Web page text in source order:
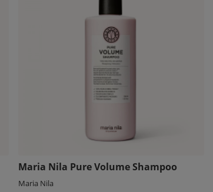
Maria Nila Pure Volume Shampoo
Maria Nila